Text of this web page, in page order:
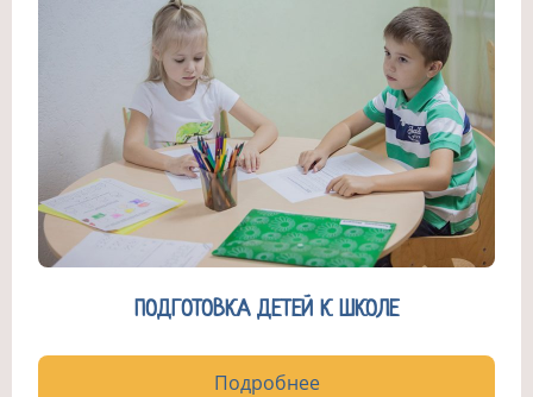
ПОДГОТОВКА ДЕТЕЙ К ШКОЛЕ
Подробнее